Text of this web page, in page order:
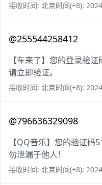
接收时间: 北京时间(+8):
@255544258412
【车来了】您的登录验
请立即验证。
接收时间: 北京时间(+8):
@796636329098
【QQ音乐】您的验证码
勿泄漏于他人！
接收时间: 北京时间(+8):